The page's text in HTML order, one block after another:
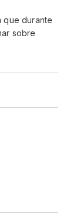
que durante
sobre